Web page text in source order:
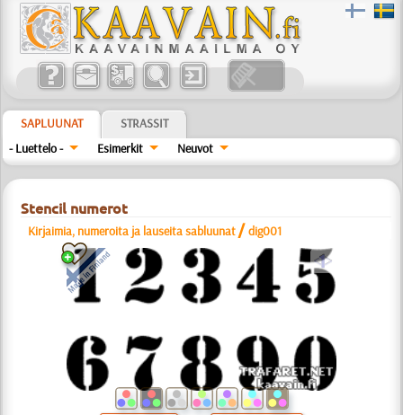
SAPLUUNAT
STRASSIT
- Luettelo -
Esimerkit Neuvot
Stencil numerot
Kirjaimia, numeroita ja lauseita sabluunat /dig001
a